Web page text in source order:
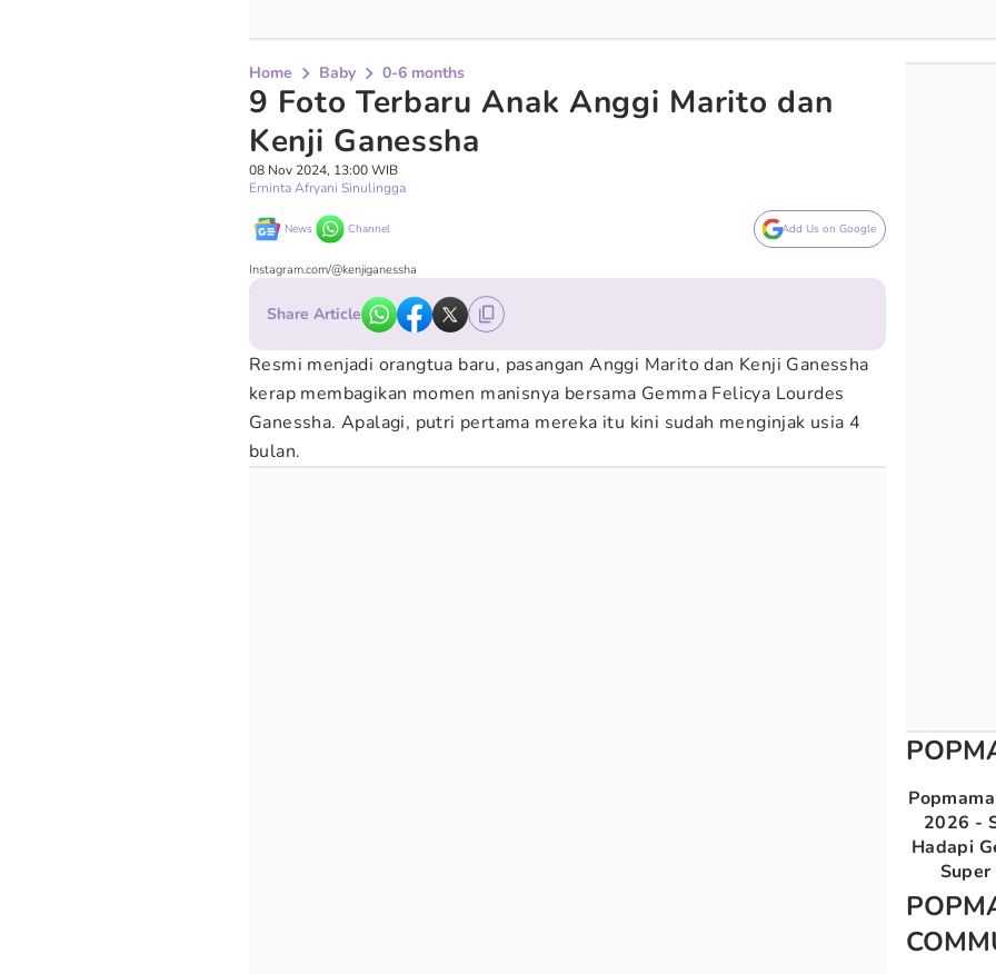
Home Baby 0-6 months
9 Foto Terbaru Anak Anggi Marito dan
Kenji Ganessha
08 Nov 2024, 13:00 WIB
Erninta Afryani Sinulingga
News Channel Add Us on Google
Instagram.com/@kenjiganessha
Share Article
Resmi menjadi orangtua baru, pasangan Anggi Marito dan Kenji Ganessha
kerap membagikan momen manisnya bersama Gemma Felicya Lourdes
Ganessha. Apalagi, putri pertama mereka itu kini sudah menginjak usia 4
bulan.
2026 -
Hadapi